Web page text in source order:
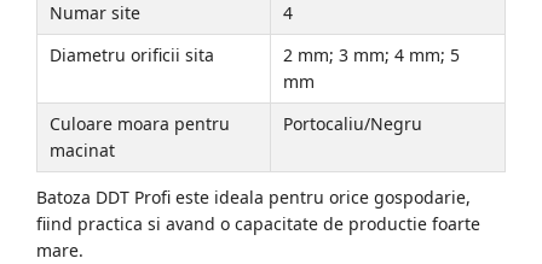
Numar site
4
Diametru orificii sita
2 mm; 3 mm; 4 mm; 5
mm
Culoare moara pentru
macinat
Portocaliu/Negru
Batoza DDT Profi este ideala pentru orice gospodarie,
fiind practica si avand o capacitate de productie foarte
mare.